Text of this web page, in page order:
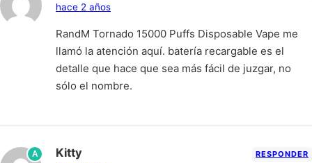
hace 2 años
RandM Tornado 15000 Puffs Disposable Vape me
llamó la atención aquí. batería recargable es el
detalle que hace que sea más fácil de juzgar, no
sólo el nombre.
A Kitty RESPONDER